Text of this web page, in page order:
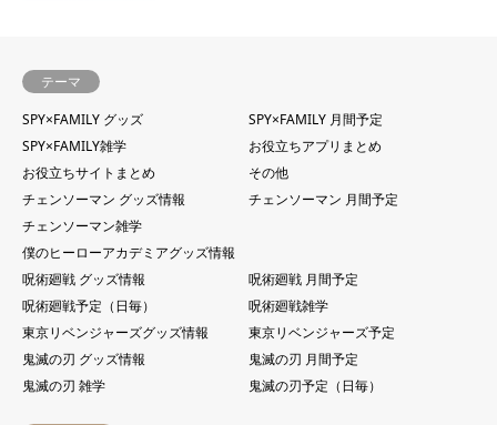
テーマ
SPY×FAMILY グッズ
SPY×FAMILY 月間予定
SPY×FAMILY雑学
お役立ちアプリまとめ
お役立ちサイトまとめ
その他
チェンソーマン グッズ情報
チェンソーマン 月間予定
チェンソーマン雑学
僕のヒーローアカデミアグッズ情報
呪術廻戦 グッズ情報
呪術廻戦 月間予定
呪術廻戦予定（日毎）
呪術廻戦雑学
東京リベンジャーズグッズ情報
東京リベンジャーズ予定
鬼滅の刃 グッズ情報
鬼滅の刃 月間予定
鬼滅の刃 雑学
鬼滅の刃予定（日毎）